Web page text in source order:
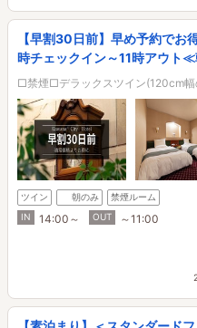
【早割30日前】早め予約でお
時チェックイン～11時アウト
□禁煙□デラックスツイン(120cm幅
ツイン 朝のみ
禁煙ルーム
IN
14:00～ OUT ～11:00